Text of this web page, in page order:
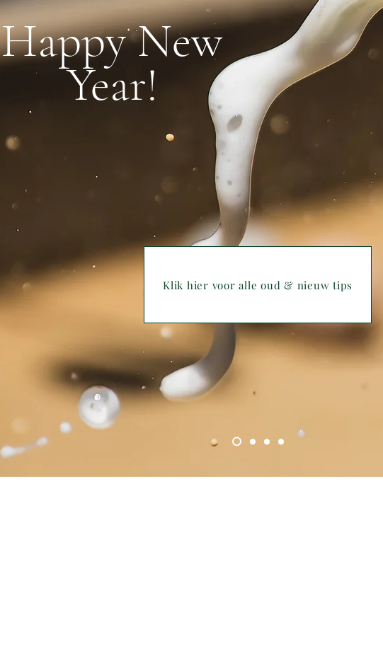
Happy New
Year!
Klik hier voor alle oud & nieuw tips